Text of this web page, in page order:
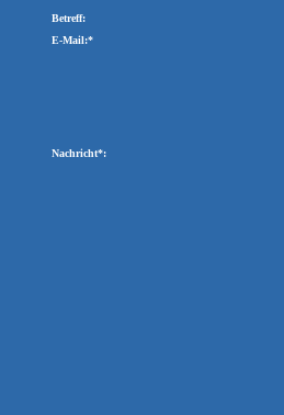
Betreff:
E-Mail:*
Nachricht*: